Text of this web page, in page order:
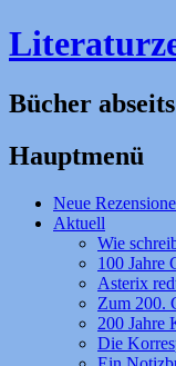
Bücher
Hauptmenü
Zum
Inhalt
Neue
Aktuell
Wie
100 Jahre
Asterix
Zum 200.
200 Jahre
Die